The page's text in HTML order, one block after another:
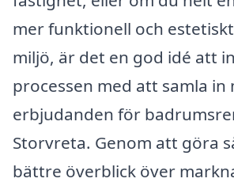
mer funktionell och
miljö, är det en god idé att
processen med att samla in
erbjudanden för
Storvreta. Genom att göra
bättre överblick över